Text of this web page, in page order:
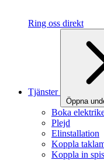
Ring oss direkt
Tjänster
Öppna
Boka
Plejd
Elinstallation
Koppla
Koppla in